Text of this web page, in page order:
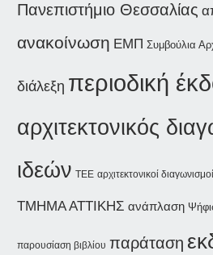
Πανεπιστήμιο Θεσσαλίας
ανακοίνωση ΕΜΠ Συμβούλια
διάλεξη περιοδική
αρχιτεκτονικός
ιδεών
ΤΕΕ αρχιτεκτονικοί διαγωνισμοί
ΤΜΗΜΑ ΑΤΤΙΚΗΣ ανάπλαση
παρουσίαση βιβλίου παράταση